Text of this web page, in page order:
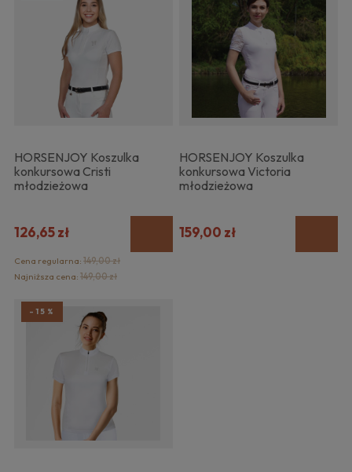
HORSENJOY Koszulka
konkursowa Cristi
młodzieżowa
126,65 zł
Cena regularna: 149,00 zł
Najniższa cena: 149,00 zł
HORSENJOY Koszulka
konkursowa Victoria
młodzieżowa
159,00 zł
-15%